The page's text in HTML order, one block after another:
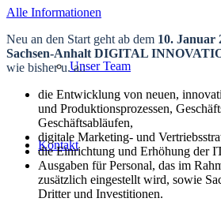
Unser Team
Kontakt
Alle Informationen
Neu an den Start geht ab dem 10. Januar
Sachsen-Anhalt DIGITAL
wie bisher u. a.:
die Entwicklung von neuen,
und Produktionsprozessen,
Geschäftsabläufen,
digitale Marketing- und
die Einrichtung und Erhöhung der
Ausgaben für Personal, das im
zusätzlich eingestellt wird, sowie
Dritter und Investitionen.